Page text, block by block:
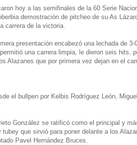
hoy a las semifinales de la 60 Serie
demostración de pitcheo de su As
carrera de la victoria.
presentación encabezó una lechada de
una carrera limpia, le dieron seis hits,
Alazanes que por primera vez dejan en el
el bullpen por Kelbis Rodríguez León,
González se ratificó como el principal y
que sirvió para poner delante a los
Pavel Hernández Bruces.